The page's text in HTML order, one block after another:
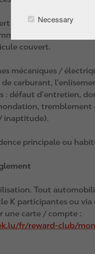
Necessary
: tout véhicule dont
a été
couvert.
mécaniques /
de carburant,
: défaut d’entretien,
tremblement
inaptitude).
principale ou
Tout
K participantes ou
une carte / compte :
fr/reward-club/